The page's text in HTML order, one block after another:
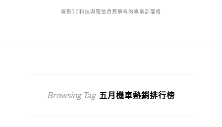
最新3C科技與電信資費解析的專業部落格
Browsing Tag 五月機車熱銷排行榜